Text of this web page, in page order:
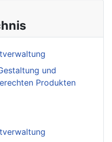
und
Produkten